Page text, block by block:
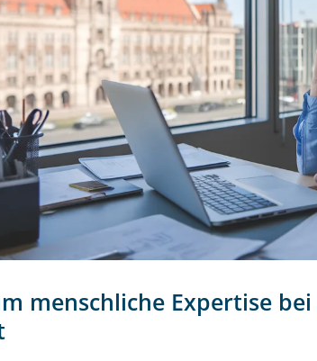
menschliche Expertise